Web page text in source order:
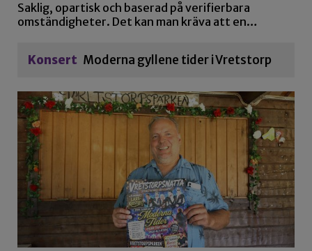
Saklig, opartisk och baserad på verifierbara
omständigheter. Det kan man kräva att en…
Konsert Moderna gyllene tider i Vretstorp